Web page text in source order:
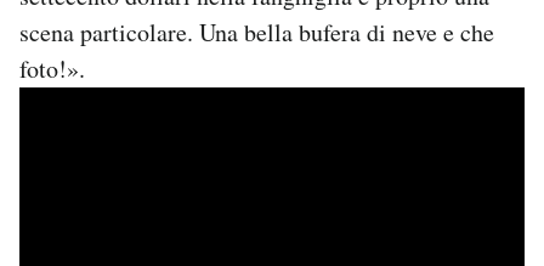
scena particolare. Una bella bufera di neve e che
foto!».